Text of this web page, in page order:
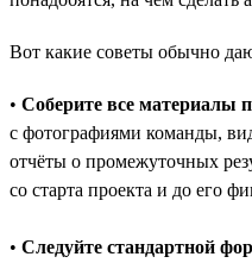
Вот какие советы обычно
• Соберите все материалы
с фотографиями команды,
отчёты о промежуточных
со старта проекта и до его
• Следуйте стандартной